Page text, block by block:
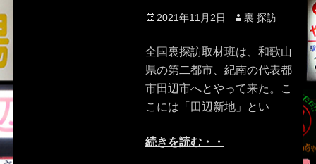
Posted
2021年11月2日 Author
裏 探訪
全国裏探訪取材班は、和歌山
県の第二都市、紀南の代表都
市田辺市へとやって来た。こ
こには「田辺新地」とい
続きを読む・・